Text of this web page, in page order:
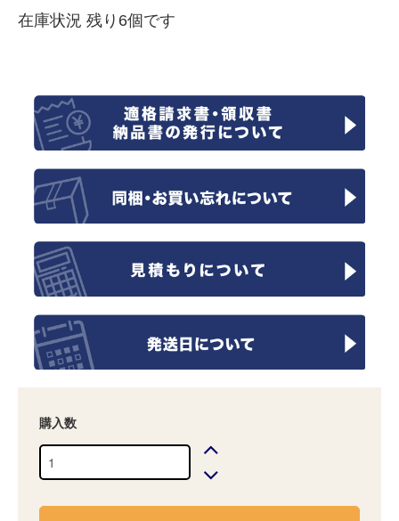
在庫状況 残り6個です
購入数